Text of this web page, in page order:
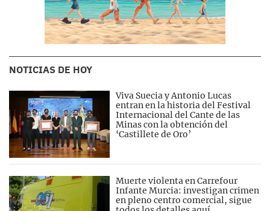
NOTICIAS DE HOY
Viva Suecia y Antonio Lucas
entran en la historia del Festival
Internacional del Cante de las
Minas con la obtención del
‘Castillete de Oro’
Muerte violenta en Carrefour
Infante Murcia: investigan crimen
en pleno centro comercial, sigue